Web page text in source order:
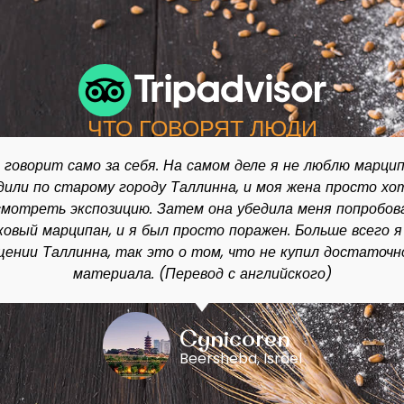
ЧТО ГОВОРЯТ ЛЮДИ
предлагает экстатическое путешествие к
своим вкусом, носом и глазами с
съедобных фигурок из марципана, конфет и
своих детей, они смогут построить свои
из марципана всего за 4 евро! Под лавкой находится
красочными фигурками из марципана! (Перевод с
Ingrid B
Quito, Ecuador